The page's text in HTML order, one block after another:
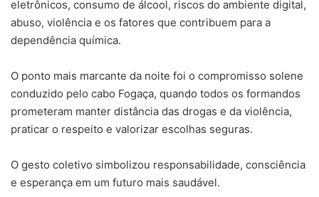
eletrônicos, consumo de álcool, riscos do ambiente digital,
abuso, violência e os fatores que contribuem para a
dependência química.
O ponto mais marcante da noite foi o compromisso solene
conduzido pelo cabo Fogaça, quando todos os formandos
prometeram manter distância das drogas e da violência,
praticar o respeito e valorizar escolhas seguras.
O gesto coletivo simbolizou responsabilidade, consciência
e esperança em um futuro mais saudável.